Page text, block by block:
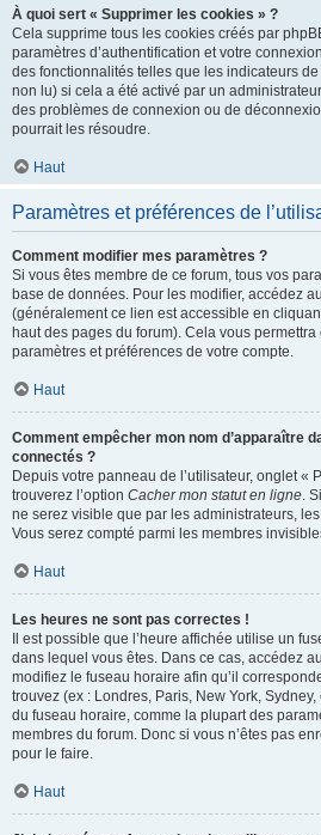
À quoi sert « Supprimer les cookies » ?
Cela supprime tous les cookies créés par
paramètres d’authentification et votre
des fonctionnalités telles que les indicateurs
non lu) si cela a été activé par un
des problèmes de connexion ou de
pourrait les résoudre.
Haut
Paramètres et préférences de
Comment modifier mes paramètres ?
Si vous êtes membre de ce forum, tous vos
base de données. Pour les modifier, accédez au
(généralement ce lien est accessible en
haut des pages du forum). Cela vous
paramètres et préférences de votre compte.
Haut
Comment empêcher mon nom d’apparaître
connectés ?
Depuis votre panneau de l’utilisateur, onglet «
trouverez l’option Cacher mon statut en ligne.
ne serez visible que par les administrateurs,
Vous serez compté parmi les membres
Haut
Les heures ne sont pas correctes !
Il est possible que l’heure affichée utilise un
dans lequel vous êtes. Dans ce cas, accédez au
modifiez le fuseau horaire afin qu’il
trouvez (ex : Londres, Paris, New York,
du fuseau horaire, comme la plupart des
membres du forum. Donc si vous n’êtes pas
pour le faire.
Haut